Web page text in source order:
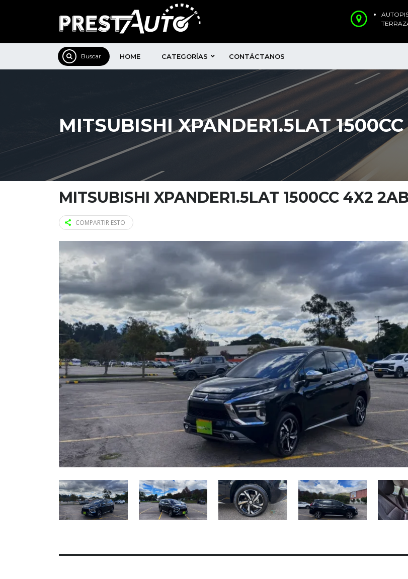
HOME CATEGORÍAS CONTÁCTANOS
MITSUBISHI XPANDER1.5LAT
MITSUBISHI XPANDER1.5LAT 1500CC 4X2
COMPARTIR ESTO